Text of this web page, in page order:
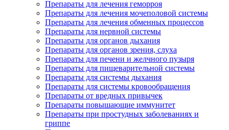
Препараты для лечения геморроя
Препараты для лечения мочеполовой системы
Препараты для лечения обменных процессов
Препараты для нервной системы
Препараты для органов дыхания
Препараты для органов зрения, слуха
Препараты для печени и желчного пузыря
Препараты для пищеварительной системы
Препараты для системы дыхания
Препараты для системы кровообращения
Препараты от вредных привычек
Препараты повышающие иммунитет
Препараты при простудных заболеваниях и
гриппе